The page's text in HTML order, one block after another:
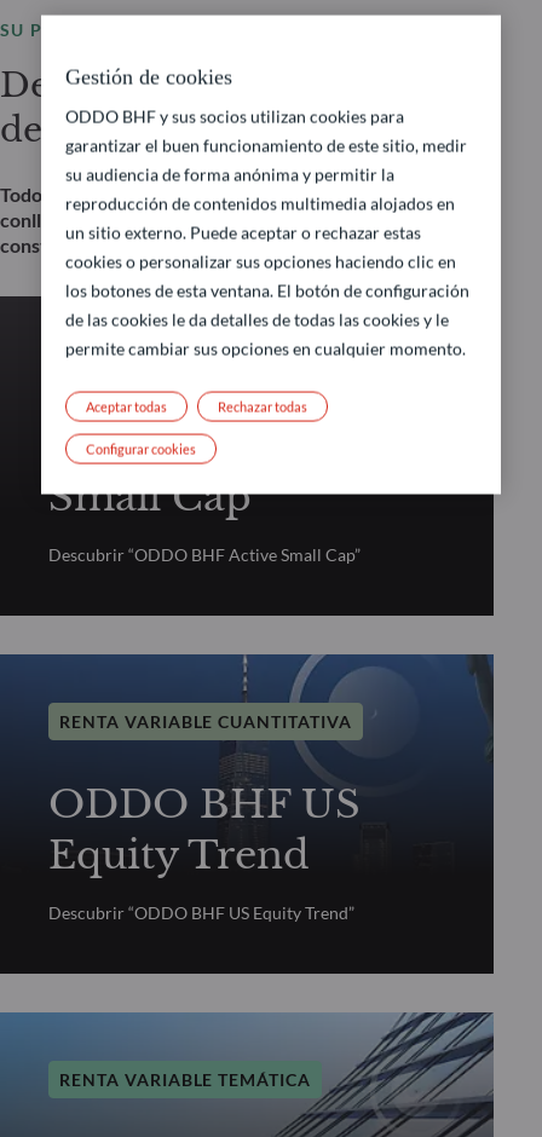
SU PRÓXIMA OPORTUNIDAD
Descubra nuestra selección
de fondos
Todos los fondos que se enumeran a continuación
conllevan un riesgo de pérdida de capital. Esto no
constituye una recomendación de inversión.
RENTA VARIABLE FUNDAMENTAL
ODDO BHF Active
Small Cap
Descubrir “ODDO BHF Active Small Cap”
RENTA VARIABLE CUANTITATIVA
ODDO BHF US
Equity Trend
Descubrir “ODDO BHF US Equity Trend”
RENTA VARIABLE TEMÁTICA
Gestión de cookies
ODDO BHF y sus socios utilizan cookies para
garantizar el buen funcionamiento de este sitio, medir
su audiencia de forma anónima y permitir la
reproducción de contenidos multimedia alojados en
un sitio externo. Puede aceptar o rechazar estas
cookies o personalizar sus opciones haciendo clic en
los botones de esta ventana. El botón de configuración
de las cookies le da detalles de todas las cookies y le
permite cambiar sus opciones en cualquier momento.
Rechazar todas
Aceptar todas
Configurar cookies